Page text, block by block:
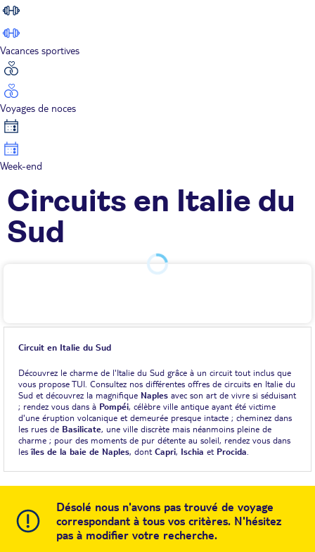
Vacances sportives
Voyages de noces
Week-end
Circuits en Italie du
Sud
Circuit en Italie du Sud
Découvrez le charme de l'Italie du Sud grâce à un circuit tout inclus que
vous propose TUI. Consultez nos différentes offres de circuits en Italie du
Sud et découvrez la magnifique Naples avec son art de vivre si séduisant
; rendez vous dans à Pompéi, célèbre ville antique ayant été victime
d'une éruption volcanique et demeurée presque intacte ; cheminez dans
les rues de Basilicate, une ville discrète mais néanmoins pleine de
charme ; pour des moments de pur détente au soleil, rendez vous dans
lesîles de la baie de Naples, dont Capri, Ischia et Procida
Désolé nous n'avons pas trouvé de voyage
correspondant à tous vos critères. N'hésitez
pas à modifier votre recherche.